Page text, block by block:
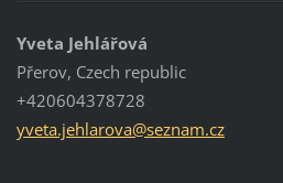
Yveta Jehlářová
Přerov, Czech republic
+420604378728
yveta.jehlarova@seznam.cz